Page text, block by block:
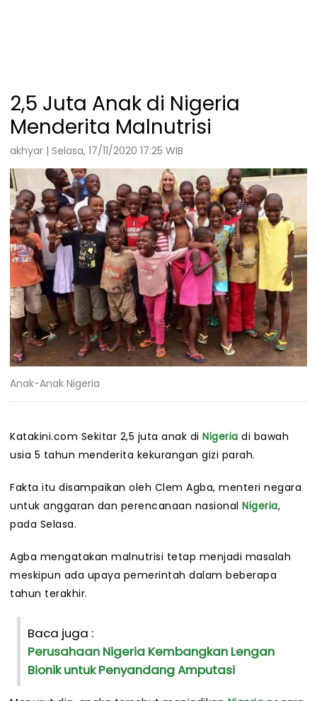
2,5 Juta Anak di Nigeria
Menderita Malnutrisi
akhyar | Selasa, 17/11/2020 17:25 WIB
Anak-Anak Nigeria
Katakini.com Sekitar 2,5 juta anak di Nigeria di bawah
usia 5 tahun menderita kekurangan gizi parah.
Fakta itu disampaikan oleh Clem Agba, menteri negara
untuk anggaran dan perencanaan nasional Nigeria,
pada Selasa.
Agba mengatakan malnutrisi tetap menjadi masalah
meskipun ada upaya pemerintah dalam beberapa
tahun terakhir.
Baca juga :
Perusahaan Nigeria Kembangkan Lengan
Bionik untuk Penyandang Amputasi